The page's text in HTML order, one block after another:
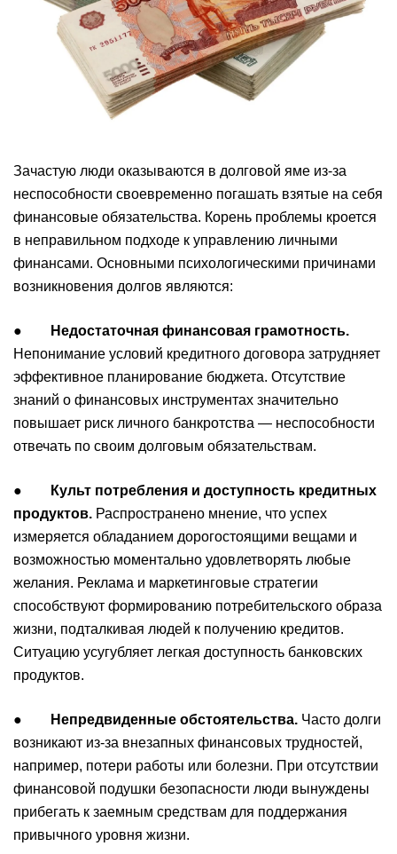
Зачастую люди оказываются в долговой яме из-за
неспособности своевременно погашать взятые на себя
финансовые обязательства. Корень проблемы кроется
в неправильном подходе к управлению личными
финансами. Основными психологическими причинами
возникновения долгов являются:
●
Недостаточная финансовая грамотность.
Непонимание условий кредитного договора затрудняет
эффективное планирование бюджета. Отсутствие
знаний о финансовых инструментах значительно
повышает риск личного банкротства — неспособности
отвечать по своим долговым обязательствам.
●
Культ потребления и доступность кредитных
продуктов. Распространено мнение, что успех
измеряется обладанием дорогостоящими вещами и
возможностью моментально удовлетворять любые
желания. Реклама и маркетинговые стратегии
способствуют формированию потребительского образа
жизни, подталкивая людей к получению кредитов.
Ситуацию усугубляет легкая доступность банковских
продуктов.
● Непредвиденные обстоятельства. Часто долги
возникают из-за внезапных финансовых трудностей,
например, потери работы или болезни. При отсутствии
финансовой подушки безопасности люди вынуждены
прибегать к заемным средствам для поддержания
привычного уровня жизни.